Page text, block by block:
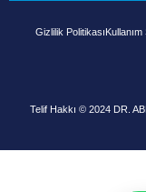
Gizlilik PolitikasıKullanım
Telif Hakkı © 2024 DR.